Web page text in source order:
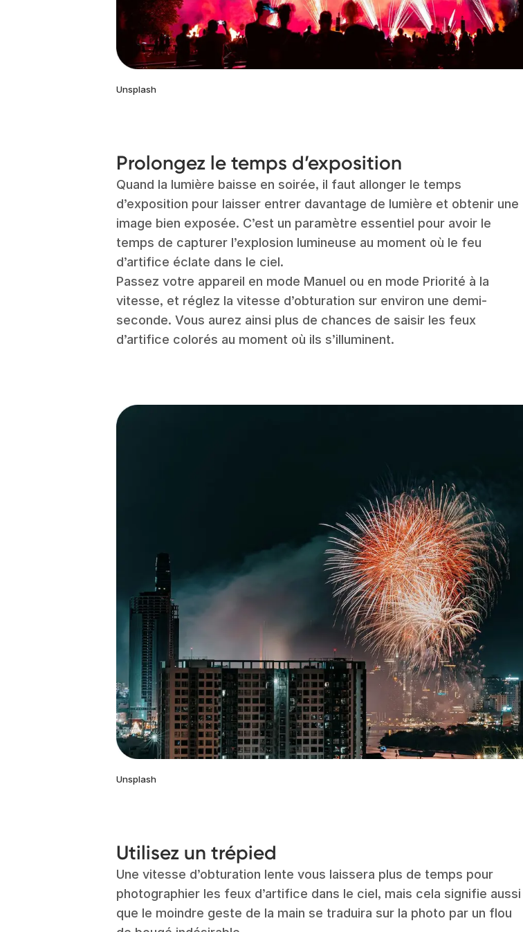
Unsplash
Prolongez le temps d’exposition
Quand la lumière baisse en soirée, il faut allonger le temps
d’exposition pour laisser entrer davantage de lumière et obtenir une
image bien exposée. C’est un paramètre essentiel pour avoir le
temps de capturer l’explosion lumineuse au moment où le feu
d’artifice éclate dans le ciel.
Passez votre appareil en mode Manuel ou en mode Priorité à la
vitesse, et réglez la vitesse d’obturation sur environ une demi-
seconde. Vous aurez ainsi plus de chances de saisir les feux
d’artifice colorés au moment où ils s’illuminent.
Unsplash
Utilisez un trépied
Une vitesse d’obturation lente vous laissera plus de temps pour
photographier les feux d’artifice dans le ciel, mais cela signifie aussi
que le moindre geste de la main se traduira sur la photo par un flou